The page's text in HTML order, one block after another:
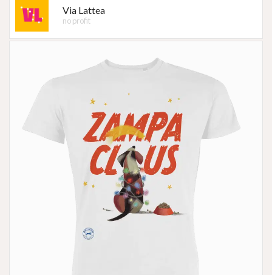
Via Lattea
no profit